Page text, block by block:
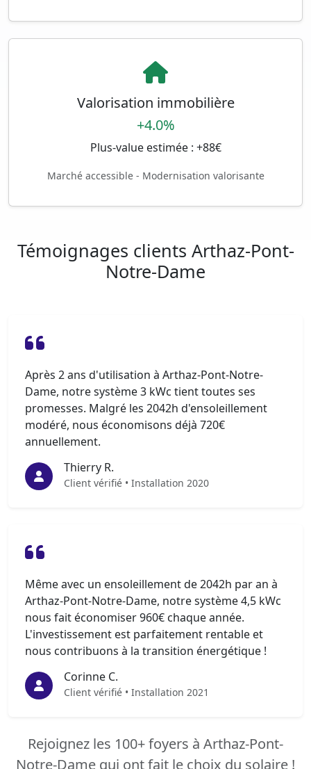
Valorisation immobilière
+4.0%
Plus-value estimée : +88€
Marché accessible - Modernisation valorisante
Témoignages clients Arthaz-Pont-
Notre-Dame
Après 2 ans d'utilisation à Arthaz-Pont-Notre-
Dame, notre système 3 kWc tient toutes ses
promesses. Malgré les 2042h d'ensoleillement
modéré, nous économisons déjà 720€
annuellement.
Thierry R.
Client vérifié • Installation 2020
Même avec un ensoleillement de 2042h par an à
Arthaz-Pont-Notre-Dame, notre système 4,5 kWc
nous fait économiser 960€ chaque année.
L'investissement est parfaitement rentable et
nous contribuons à la transition énergétique !
Corinne C.
Client vérifié • Installation 2021
Rejoignez les 100+ foyers à Arthaz-Pont-
Notre-Dame qui ont fait le choix du solaire !